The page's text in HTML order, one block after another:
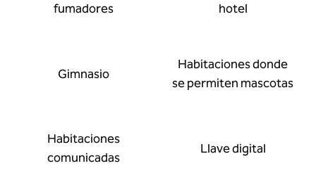
fumadores
hotel
Gimnasio
Habitaciones donde
se permiten mascotas
Habitaciones
comunicadas
Llave digital